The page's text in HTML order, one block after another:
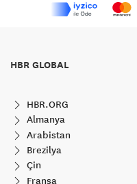
HBR GLOBAL
HBR.ORG
Almanya
Arabistan
Brezilya
Çin
Fransa